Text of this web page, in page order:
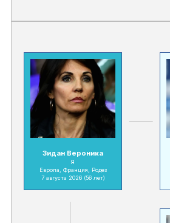
Зидан Вероника
Я
Европа, Франция, Родез
7 августа 2026 (56 лет)